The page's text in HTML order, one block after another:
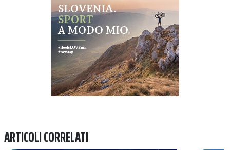
ARTICOLI CORRELATI